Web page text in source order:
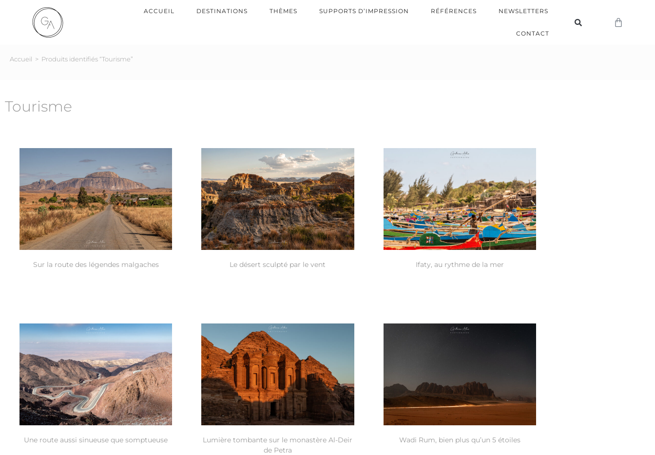
ACCUEIL DESTINATIONS THÈMES SUPPORTS D’IMPRESSION RÉFÉRENCES NEWSLETTERS
CONTACT
Accueil > Produits identifiés “Tourisme”
Tourisme
Sur la route des légendes malgaches Le désert sculpté par le vent Ifaty, au rythme de la mer
Une route aussi sinueuse que somptueuse
Lumière tombante sur le monastère Al-Deir
de Petra
Wadi Rum, bien plus qu’un 5 étoiles